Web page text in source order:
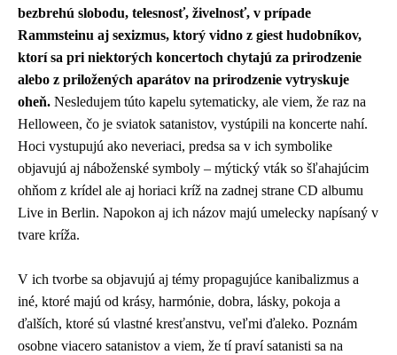
bezbrehú slobodu, telesnosť, živelnosť, v prípade
Rammsteinu aj sexizmus, ktorý vidno z giest hudobníkov,
ktorí sa pri niektorých koncertoch chytajú za prirodzenie
alebo z priložených aparátov na prirodzenie vytryskuje
oheň. Nesledujem túto kapelu sytematicky, ale viem, že raz na
Helloween, čo je sviatok satanistov, vystúpili na koncerte nahí.
Hoci vystupujú ako neveriaci, predsa sa v ich symbolike
objavujú aj náboženské symboly – mýtický vták so šľahajúcim
ohňom z krídel ale aj horiaci kríž na zadnej strane CD albumu
Live in Berlin. Napokon aj ich názov majú umelecky napísaný v
tvare kríža.
V ich tvorbe sa objavujú aj témy propagujúce kanibalizmus a
iné, ktoré majú od krásy, harmónie, dobra, lásky, pokoja a
ďalších, ktoré sú vlastné kresťanstvu, veľmi ďaleko. Poznám
osobne viacero satanistov a viem, že tí praví satanisti sa na